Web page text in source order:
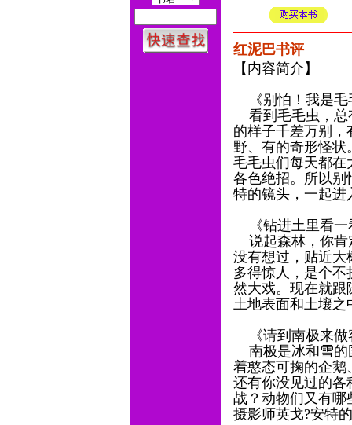
红泥巴书评
【内容简介】
《别怕！我是毛
看到毛毛虫，总
的样子千差万别
野、有的奇形怪
毛毛虫们每天都在
各色绝招。所以别
特的镜头，一起
《钻进土里看
说起森林，你肯
没有想过，贴近大
多得惊人，是个不
然大戏。现在就跟
土地表面和土壤
《请到南极来
南极是冰和雪的
着憨态可掬的企鹅
还有你没见过的各
战？动物们又有哪
摄影师英戈?安特